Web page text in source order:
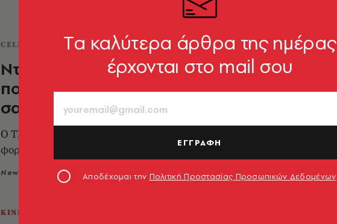
CELEBRITIES
Ντουέιν Τζόνσον: Απαντά σε influencer
που τον τρόλαρε επειδή πουλά
σαμπουάν ενώ είναι φαλακρός
Ο The Rock γέλασε με το viral βίντεο και απάντησε
φορώντας την περούκα του Μάουι από το Moana
Newsroom 08.06.2026, 13:39
ΚΙΝΗΜΑΤΟΓΡΑΦΟΣ
Tα καλύτερα άρθρα της ημέρας
έρχονται στο mail σου
ΕΓΓΡΑΦΗ
Αποδέχομαι την Πολιτική Προστασίας Προσωπικών Δεδομένων